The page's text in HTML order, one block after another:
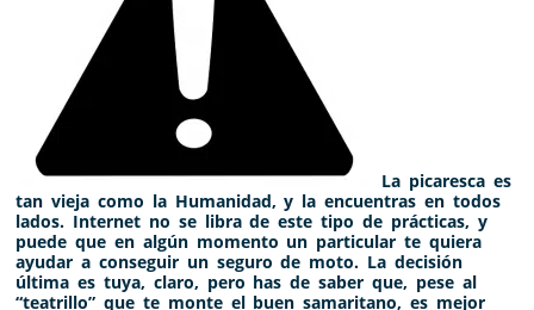
La picaresca es
tan vieja como la Humanidad, y la encuentras en todos
lados. Internet no se libra de este tipo de prácticas, y
puede que en algún momento un particular te quiera
ayudar a conseguir un seguro de moto. La decisión
última es tuya, claro, pero has de saber que, pese al
“teatrillo” que te monte el buen samaritano, es mejor